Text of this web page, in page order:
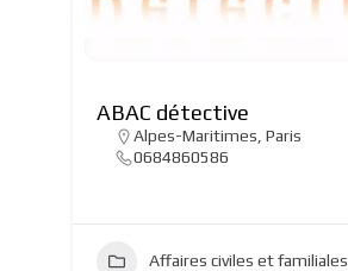
ABAC détective
Alpes-Maritimes Paris
0684860586
Affaires civiles et familiales